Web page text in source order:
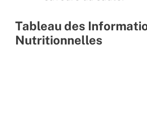
Tableau des
Nutritionnelles